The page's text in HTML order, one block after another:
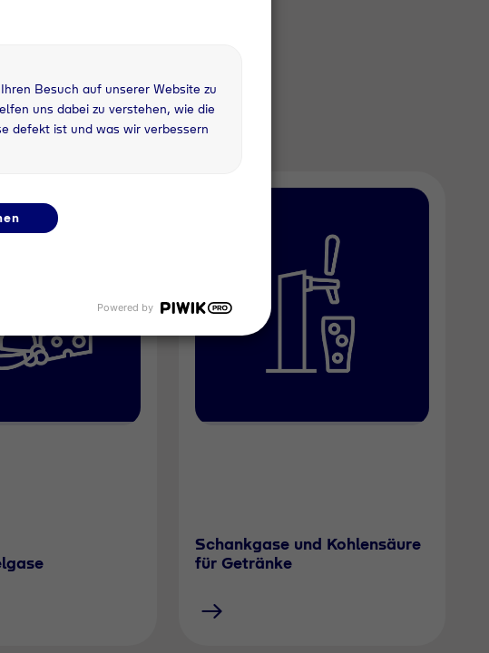
vor Ort
Schankgase und Kohlensäure
für Getränke
Besuch auf unserer Website zu
uns dabei zu verstehen, wie die
defekt ist und was wir verbessern
Powered by